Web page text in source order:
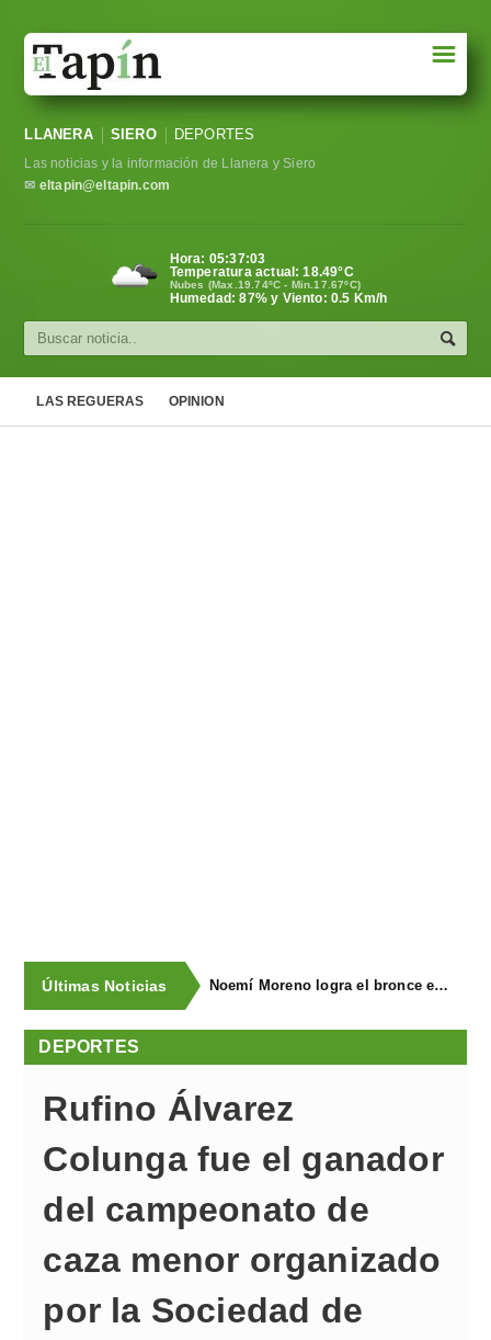
Sociedad
Política
Cultura
☰
LLANERA SIERO DEPORTES
Las noticias y la información de Llanera y Siero
✉ eltapin@eltapin.com
Hora: 05:37:04
Temperatura actual:18.49°C
Nubes (Max.19.74ºC - Min.17.67ºC)
Humedad: 87% y Viento: 0.5 Km/h
LAS REGUERAS OPINION
Últimas Noticias Noemí Moreno logra el bronce en el XXX Biatlón Ciudad de Gijón
DEPORTES
Rufino Álvarez
Colunga fue el ganador
del campeonato de
caza menor organizado
por la Sociedad de